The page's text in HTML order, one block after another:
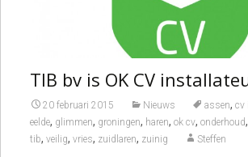
TIB bv is OK CV
20 februari 2015 Nieuws assen, cv
eelde, glimmen, groningen, haren, ok cv, onderhoud,
tib, veilig, vries, zuidlaren, zuinig Steffen